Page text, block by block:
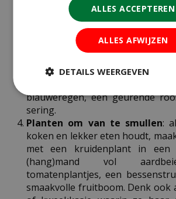
bloemschermen, is nog altijd
tuinplant. Of kies voor een
jouw moeders naam,
Margriet, Mirte, Iris of Rozemarijn.
veel langer genieten van een
van parfum uit een flesje.
blauweregen, een geurende
sering.
Planten om van te smullen:
koken en lekker eten houdt,
met een kruidenplant in een
(hang)mand vol
tomatenplantjes, een
smaakvolle fruitboom. Denk ook
ALLES ACCEPTEREN
ALLES AFWIJZEN
DETAILS WEERGEVEN